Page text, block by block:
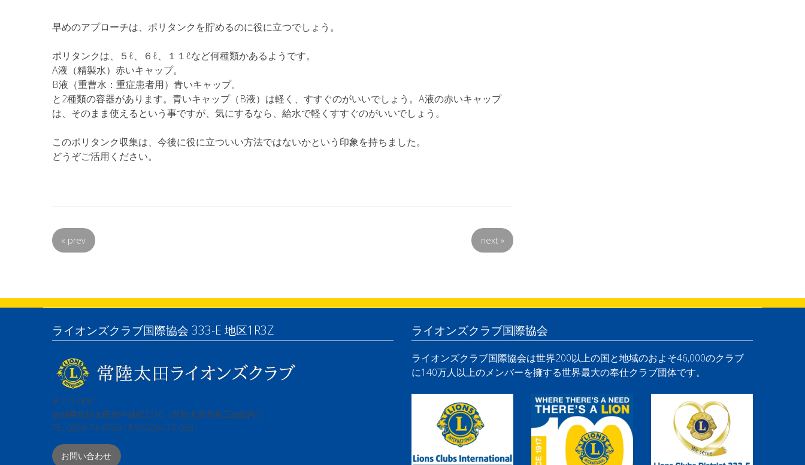
早めのアプローチは、ポリタンクを貯めるのに役に立つでしょう。
ポリタンクは、５ℓ、６ℓ、１１ℓなど何種類かあるようです。
A液（精製水）赤いキャップ。
B液（重曹水：重症患者用）青いキャップ。
と2種類の容器があります。青いキャップ（B液）は軽く、すすぐのがいいでしょう。A液の赤いキャップ
は、そのまま使えるという事ですが、気にするなら、給水で軽くすすぐのがいいでしょう。
このポリタンク収集は、今後に役に立ついい方法ではないかという印象を持ちました。
どうぞご活用ください。
« prev next »
ライオンズクラブ国際協会 333-E 地区1R3Z
〒313-0061
茨城県常陸太田市中城町3210（常陸太田市商工会館内）
TEL:0294-73-0769 / FAX:0294-73-0831
お問い合わせ
ライオンズクラブ国際協会
ライオンズクラブ国際協会は世界200以上の国と地域のおよそ46,000のクラブ
に140万人以上のメンバーを擁する世界最大の奉仕クラブ団体です。